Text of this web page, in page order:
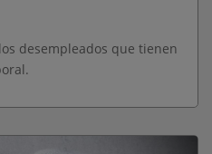
desempleados que tienen